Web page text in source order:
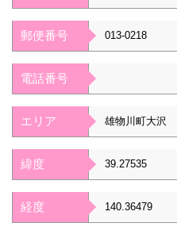
郵便番号 013-0218
電話番号
エリア 雄物川町大沢
緯度 39.27535
経度 140.36479